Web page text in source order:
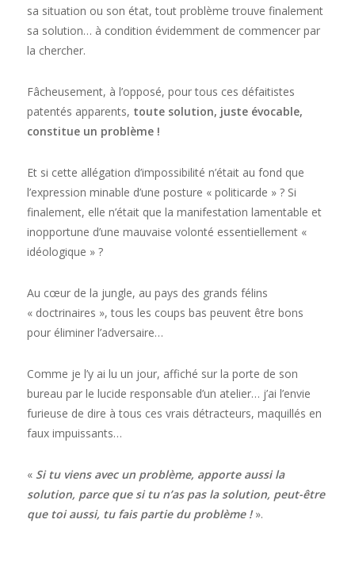
sa situation ou son état, tout problème trouve finalement
sa solution… à condition évidemment de commencer par
la chercher.
Fâcheusement, à l’opposé, pour tous ces défaitistes
patentés apparents, toute solution, juste évocable,
constitue un problème !
Et si cette allégation d’impossibilité n’était au fond que
l’expression minable d’une posture « politicarde » ? Si
finalement, elle n’était que la manifestation lamentable et
inopportune d’une mauvaise volonté essentiellement «
idéologique » ?
Au cœur de la jungle, au pays des grands félins
« doctrinaires », tous les coups bas peuvent être bons
pour éliminer l’adversaire…
Comme je l’y ai lu un jour, affiché sur la porte de son
bureau par le lucide responsable d’un atelier… j’ai l’envie
furieuse de dire à tous ces vrais détracteurs, maquillés en
faux impuissants…
« Si tu viens avec un problème, apporte aussi la
solution, parce que si tu n’as pas la solution, peut-être
que toi aussi, tu fais partie du problème !».